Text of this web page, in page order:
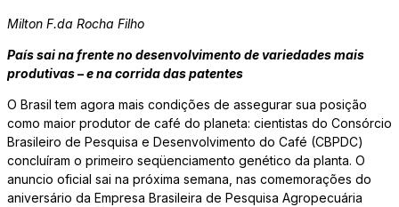
Milton F.da Rocha Filho
País sai na frente no desenvolvimento de variedades mais
produtivas – e na corrida das patentes
O Brasil tem agora mais condições de assegurar sua posição
como maior produtor de café do planeta: cientistas do Consórcio
Brasileiro de Pesquisa e Desenvolvimento do Café (CBPDC)
concluíram o primeiro seqüenciamento genético da planta. O
anuncio oficial sai na próxima semana, nas comemorações do
aniversário da Empresa Brasileira de Pesquisa Agropecuária